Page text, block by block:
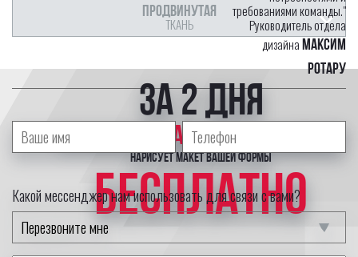
ПРОДВИНУТАЯ
ТКАНЬ
требованиями команды."
Руководитель отдела
дизайнаМаксим
Ротару
за 2 дня
профессиональный дизайнер
нарисует макет вашей формы
БЕСПЛАТНО
Какой мессенджер нам использовать для связи с вами?